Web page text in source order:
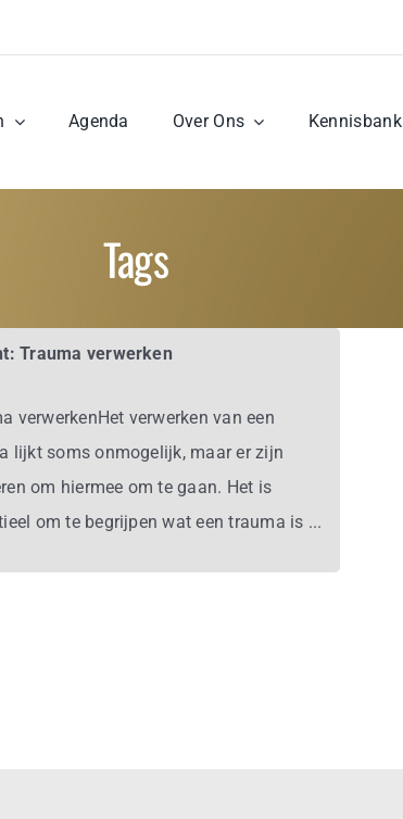
Agenda Over Ons Kennisbank
Tags
Trauma verwerken
verwerkenHet verwerken van een
lijkt soms onmogelijk, maar er zijn
om hiermee om te gaan. Het is
om te begrijpen wat een trauma is ...